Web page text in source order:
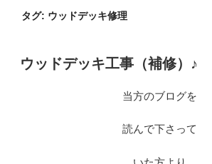
タグ: ウッドデッキ修理
投
稿
ウッドデッキ工事（補修）♪
当方のブログを
読んで下さって